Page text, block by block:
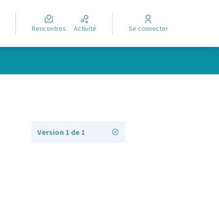
Rencontres Activité Se connecter
Version 1 de 1